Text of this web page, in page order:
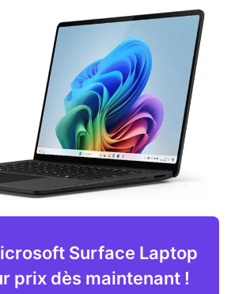
Surface Laptop
prix dès maintenant !